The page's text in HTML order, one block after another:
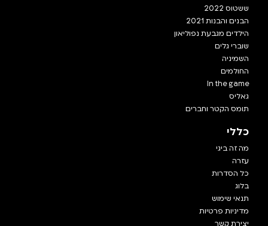
ששטוס 2022
הבנים והבנות 2021
הילדים מגבעת נפוליאון
שוברי גלים
השמיניה
החולמים
In the game
גאליס
תומס הקטר וחברים
כללי
מה זה ביגי
עזרה
כל הסדרות
בלוג
תנאי שימוש
מדיניות פרטיות
יצירת קשר